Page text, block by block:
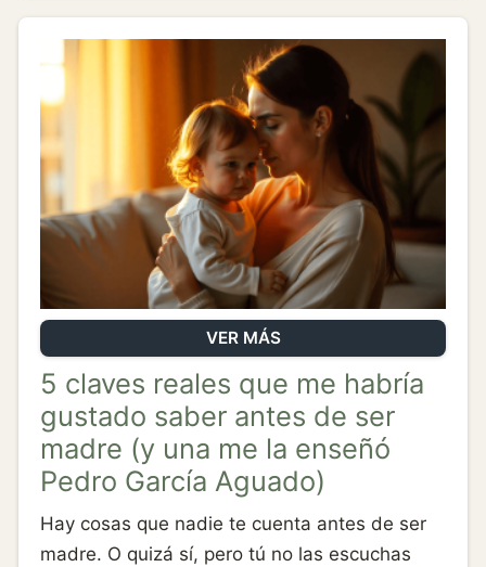
VER MÁS
5 claves reales que me habría
gustado saber antes de ser
madre (y una me la enseñó
Pedro García Aguado)
Hay cosas que nadie te cuenta antes de ser
madre. O quizá sí, pero tú no las escuchas